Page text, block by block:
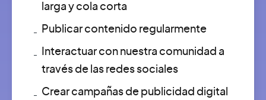
larga y cola corta
Publicar contenido regularmente
Interactuar con nuestra comunidad a
través de las redes sociales
Crear campañas de publicidad digital